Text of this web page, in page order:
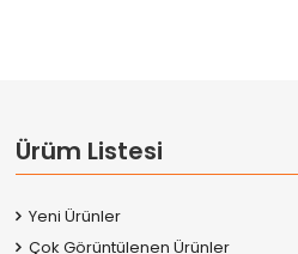
Ürüm Listesi
Yeni Ürünler
Çok Görüntülenen Ürünler